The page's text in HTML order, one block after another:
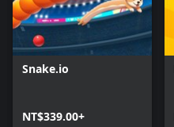
Snake.io
NT$339.00+